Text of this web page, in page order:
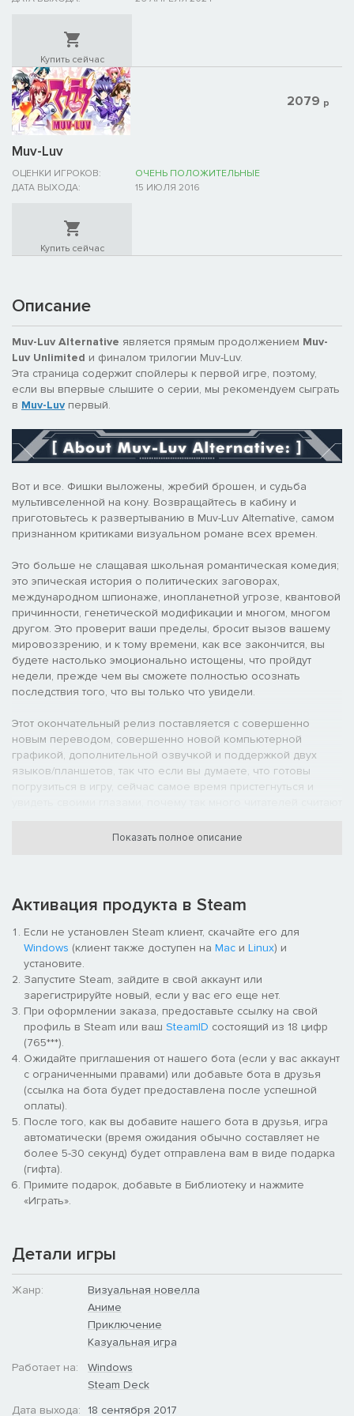
Купить сейчас
Muv-Luv
ОЦЕНКИ ИГРОКОВ:
ОЧЕНЬ ПОЛОЖИТЕЛЬНЫЕ
ДАТА ВЫХОДА:
15 ИЮЛЯ 2016
2079 р
Купить сейчас
Описание
Muv-Luv Alternative является прямым продолжением Muv-
Luv Unlimited и финалом трилогии Muv-Luv.
Эта страница содержит спойлеры к первой игре, поэтому,
если вы впервые слышите о серии, мы рекомендуем сыграть
в Muv-Luv первый.
Вот и все. Фишки выложены, жребий брошен, и судьба
мультивселенной на кону. Возвращайтесь в кабину и
приготовьтесь к развертыванию в Muv-Luv Alternative, самом
признанном критиками визуальном романе всех времен.
Это больше не слащавая школьная романтическая комедия;
это эпическая история о политических заговорах,
международном шпионаже, инопланетной угрозе, квантовой
причинности, генетической модификации и многом, многом
другом. Это проверит ваши пределы, бросит вызов вашему
мировоззрению, и к тому времени, как все закончится, вы
будете настолько эмоционально истощены, что пройдут
недели, прежде чем вы сможете полностью осознать
последствия того, что вы только что увидели.
Этот окончательный релиз поставляется с совершенно
новым переводом, совершенно новой компьютерной
графикой, дополнительной озвучкой и поддержкой двух
языков/планшетов, так что если вы думаете, что готовы
погрузиться в игру, сейчас самое время пристегнуться и
(ОБРАТИТЕ ВНИМАНИЕ: в следующем разделе содержатся
основные спойлеры к предыдущей части франшизы. Muv-Luv
Alternative продолжает события оригинальной Muv-Luv, и
некоторые сцены будут разыгрываться по-разному в
зависимости от вашего выбора в первой игре. Чтобы
получить максимум от Muv-Luv, мы настоятельно
рекомендуем что вы пройдете оригинальную игру, прежде
чем начать Muv-Luv Alternative. Нажмитездесь, чтобы
перейти на страницу продукта игры в Steam.)
Прошло три года с того дня, как Такеру внезапно проснулся
в мире, который ему не принадлежал, — в охваченной
войной альтернативной реальности, в которой человечество
было вовлечено в многолетнюю борьбу с безжалостными
инопланетными захватчиками, известными как БЕТА. За это
время он пережил очень многое — поступил на военную
службу, встретился с версиями своих старых друзей из
параллельной вселенной и даже влюбился. Но Такеру не
знал, что его и его товарищей по отряду готовили к участию
в сверхсекретном плане ООН, известном как Альтернатива IV
разработка резко остановилась, когда руководитель
проекта, профессор Коузуки, уперлась в стену в своих
преемника: Альтернативы V. Крошечная часть населения
покинула Землю в надежде найти новую жизнь в другой
звездной системе. Такеру — один из тех, кто остался позади,
и погибает в безнадежной войне с БЕТА.
Показать полное описание
Активация продукта в Steam
Если не установлен Steam клиент, скачайте его для
Windows (клиент также доступен на Mac и Linux) и
установите.
Запустите Steam, зайдите в свой аккаунт или
зарегистрируйте новый, если у вас его еще нет.
При оформлении заказа, предоставьте ссылку на свой
профиль в Steam или ваш SteamID состоящий из 18 цифр
(765***).
Ожидайте приглашения от нашего бота (если у вас аккаунт
с ограниченными правами) или добавьте бота в друзья
(ссылка на бота будет предоставлена после успешной
оплаты).
После того, как вы добавите нашего бота в друзья, игра
автоматически (время ожидания обычно составляет не
более 5-30 секунд) будет отправлена вам в виде подарка
(гифта).
Примите подарок, добавьте в Библиотеку и нажмите
«Играть».
Детали игры
Жанр:
Визуальная новелла
Аниме
Приключение
Казуальная игра
Работает на:
Windows
Steam Deck
Дата выхода:
18 сентября 2017